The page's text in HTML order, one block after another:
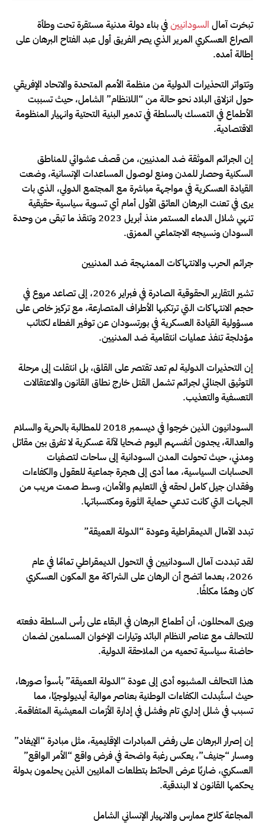
تبخرت آمال السودانيينفي بناء دولة مدنية مستقرة تحت وطأة
الصراع العسكري المرير الذي يصر الفريق أول عبد الفتاح البرهان على
إطالة أمده.
وتتواتر التحذيرات الدولية من منظمة الأمم المتحدة والاتحاد الإفريقي
حول انزلاق البلاد نحو حالة من “اللانظام” الشامل، حيث تسببت
الأطماع في التمسك بالسلطة في تدمير البنية التحتية وانهيار المنظومة
الاقتصادية.
إن الجرائم الموثقة ضد المدنيين، من قصف عشوائي للمناطق
السكنية وحصار للمدن ومنع لوصول المساعدات الإنسانية، وضعت
القيادة العسكرية في مواجهة مباشرة مع المجتمع الدولي، الذي بات
يرى في تعنت البرهان العائق الأول أمام أي تسوية سياسية حقيقية
تنهي شلال الدماء المستمر منذ أبريل 2023 وتنقذ ما تبقى من وحدة
السودان ونسيجه الاجتماعي الممزق.
جرائم الحرب والانتهاكات الممنهجة ضد المدنيين
تشير التقارير الحقوقية الصادرة في فبراير 2026، إلى تصاعد مروع في
حجم الانتهاكات التي ترتكبها الأطراف المتصارعة، مع تركيز خاص على
مسؤولية القيادة العسكرية في بورتسودان عن توفير الغطاء لكتائب
مؤدلجة تنفذ عمليات انتقامية ضد المدنيين.
إن التحذيرات الدولية لم تعد تقتصر على القلق، بل انتقلت إلى مرحلة
التوثيق الجنائي لجرائم تشمل القتل خارج نطاق القانون والاعتقالات
التعسفية والتعذيب.
السودانيون الذين خرجوا في ديسمبر 2018 للمطالبة بالحرية والسلام
والعدالة، يجدون أنفسهم اليوم ضحايا لآلة عسكرية لا تفرق بين مقاتل
ومدني، حيث تحولت المدن السودانية إلى ساحات لتصفيات
الحسابات السياسية، مما أدى إلى هجرة جماعية للعقول والكفاءات
وفقدان جيل كامل لحقه في التعليم والأمان، وسط صمت مريب من
الجهات التي كانت تدعي حماية الثورة ومكتسباتها.
تبدد الآمال الديمقراطية وعودة “الدولة العميقة”
لقد تبددت آمال السودانيين في التحول الديمقراطي تمامًا في عام
2026، بعدما اتضح أن الرهان على الشراكة مع المكون العسكري
كان وهمًا مكلفًا.
ويرى المحللون، أن أطماع البرهان في البقاء على رأس السلطة دفعته
للتحالف مع عناصر النظام البائد وتيارات الإخوان المسلمين لضمان
حاضنة سياسية تحميه من الملاحقة الدولية.
هذا التحالف المشبوه أدى إلى عودة “الدولة العميقة” بأسوأ صورها،
حيث استُبدلت الكفاءات الوطنية بعناصر موالية أيديولوجيًا، مما
تسبب في شلل إداري تام وفشل في إدارة الأزمات المعيشية المتفاقمة.
إن إصرار البرهان على رفض المبادرات الإقليمية، مثل مبادرة “الإيغاد”
ومسار “جنيف”، يعكس رغبة واضحة في فرض واقع “الأمر الواقع”
العسكري، ضاربًا عرض الحائط بتطلعات الملايين الذين يحلمون بدولة
يحكمها القانون لا البندقية.
المجاعة كلاح ممارس والانهيار الإنساني الشامل